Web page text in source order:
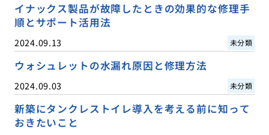
イナックス製品が故障したときの効果的な修理手
順とサポート活用法
2024.09.13 未分類
ウォシュレットの水漏れ原因と修理方法
2024.09.03 未分類
新築にタンクレストイレ導入を考える前に知って
おきたいこと